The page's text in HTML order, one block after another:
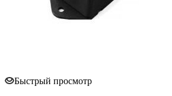
Быстрый просмотр